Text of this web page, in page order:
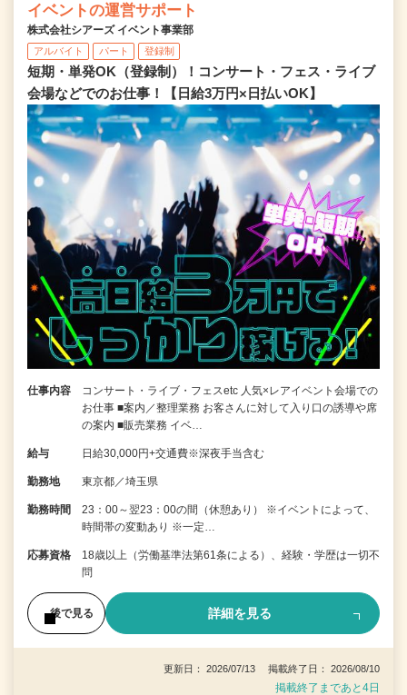
イベントの運営サポート
株式会社シアーズ イベント事業部
アルバイト パート 登録制
短期・単発OK（登録制）！コンサート・フェス・ライブ
会場などでのお仕事！【日給3万円×日払いOK】
仕事内容
コンサート・ライブ・フェスetc 人気×レアイベント会場での
お仕事 ■案内／整理業務 お客さんに対して入り口の誘導や席
の案内 ■販売業務 イベ…
給与 日給30,000円+交通費※深夜手当含む
勤務地 東京都／埼玉県
勤務時間
23：00～翌23：00の間（休憩あり） ※イベントによって、
時間帯の変動あり ※一定…
応募資格
18歳以上（労働基準法第61条による）、経験・学歴は一切不
問
後で見る 詳細を見る
更新日： 2026/07/13 掲載終了日： 2026/08/10
掲載終了まであと4日